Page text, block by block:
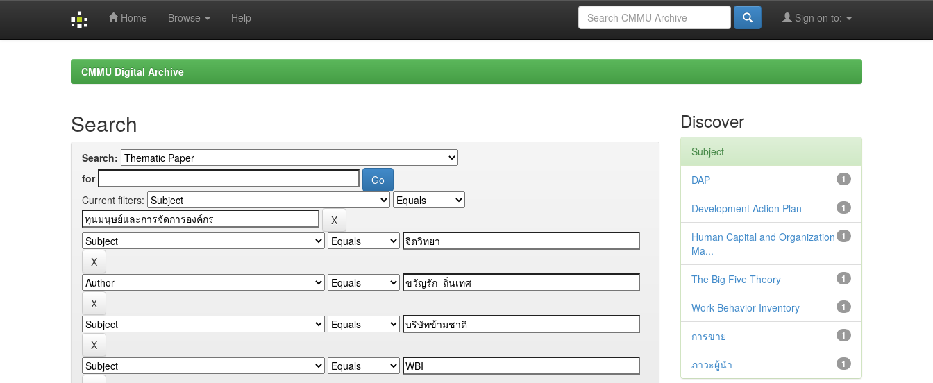
Home Browse Help Sign on to:
CMMU Digital Archive
Search
Search:
for
Current filters:
Discover
Subject
1
DAP
1
Development Action Plan
1
Human Capital and Organization
Ma...
1
The Big Five Theory
1
Work Behavior Inventory
1
การขาย
1
ภาวะผู้นำ